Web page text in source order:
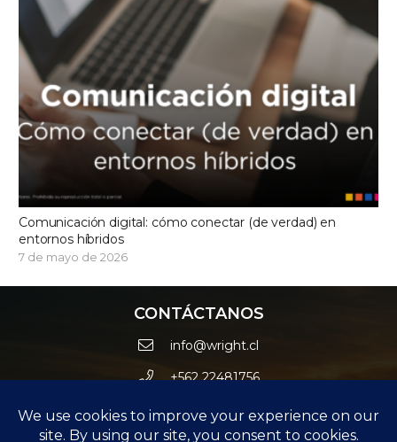
Comunicación digital: cómo conectar (de verdad) en
entornos híbridos
7 de mayo de 2026
CONTÁCTANOS
info@wright.cl
+562 22481756
Avda. Las Condes 10415 Oficina 012 – Edificio Estoril
Black – Las Condes.